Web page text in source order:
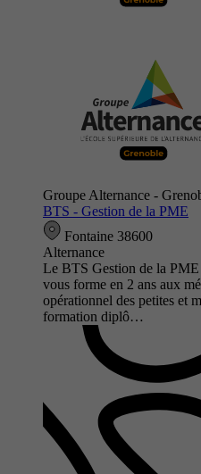
Groupe Alternance -
BTS - Gestion de la PME
Fontaine 38600
Alternance
Le BTS Gestion de la
vous forme en 2 ans aux
opérationnel des petites et
formation diplô…